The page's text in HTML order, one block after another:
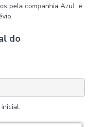
pela companhia Azul e
do